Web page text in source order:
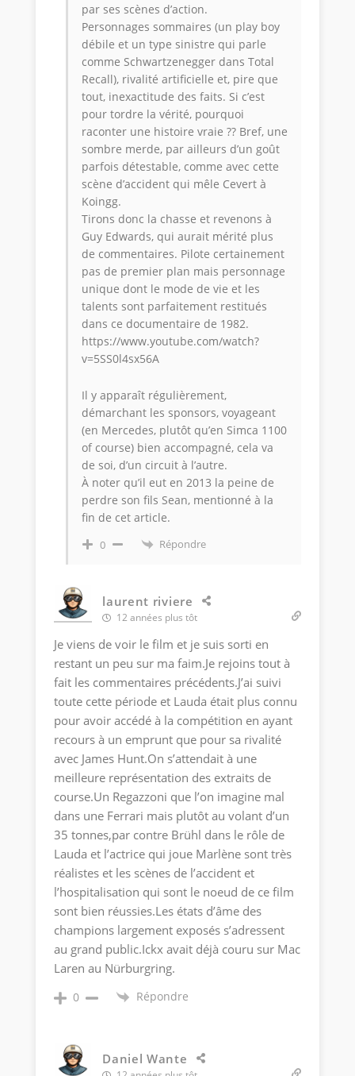
par ses scènes d’action.
Personnages sommaires (un play boy
débile et un type sinistre qui parle
comme Schwartzenegger dans Total
Recall), rivalité artificielle et, pire que
tout, inexactitude des faits. Si c’est
pour tordre la vérité, pourquoi
raconter une histoire vraie ?? Bref, une
sombre merde, par ailleurs d’un goût
parfois détestable, comme avec cette
scène d’accident qui mêle Cevert à
Koingg.
Tirons donc la chasse et revenons à
Guy Edwards, qui aurait mérité plus
de commentaires. Pilote certainement
pas de premier plan mais personnage
unique dont le mode de vie et les
talents sont parfaitement restitués
dans ce documentaire de 1982.
https://www.youtube.com/watch?
v=5SS0l4sx56A
Il y apparaît régulièrement,
démarchant les sponsors, voyageant
(en Mercedes, plutôt qu’en Simca 1100
of course) bien accompagné, cela va
de soi, d’un circuit à l’autre.
À noter qu’il eut en 2013 la peine de
perdre son fils Sean, mentionné à la
fin de cet article.
0 Répondre
laurent riviere
12 années plus tôt
Je viens de voir le film et je suis sorti en
restant un peu sur ma faim.Je rejoins tout à
fait les commentaires précédents.J’ai suivi
toute cette période et Lauda était plus connu
pour avoir accédé à la compétition en ayant
recours à un emprunt que pour sa rivalité
avec James Hunt.On s’attendait à une
meilleure représentation des extraits de
course.Un Regazzoni que l’on imagine mal
dans une Ferrari mais plutôt au volant d’un
35 tonnes,par contre Brühl dans le rôle de
Lauda et l’actrice qui joue Marlène sont très
réalistes et les scènes de l’accident et
l’hospitalisation qui sont le noeud de ce film
sont bien réussies.Les états d’âme des
champions largement exposés s’adressent
au grand public.Ickx avait déjà couru sur Mac
Laren au Nürburgring.
0 Répondre
Daniel Wante